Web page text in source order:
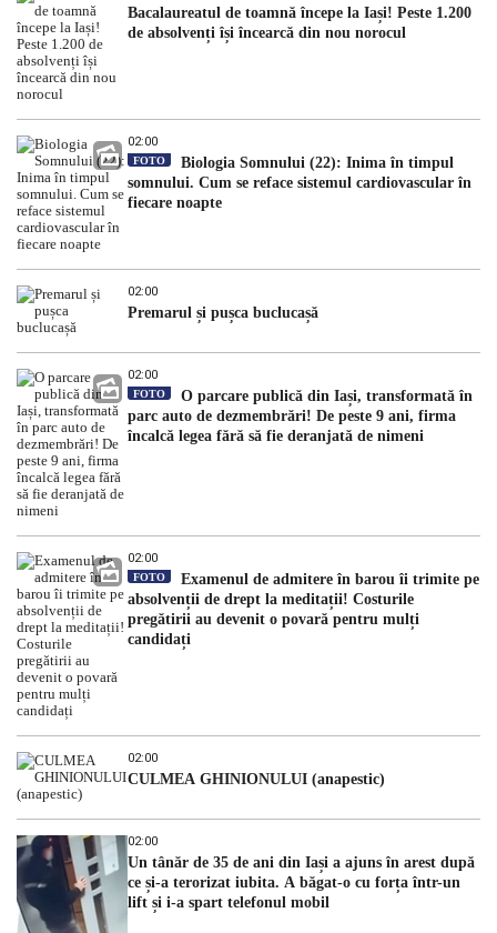
Bacalaureatul de toamnă începe la Iași! Peste 1.200
de absolvenți își încearcă din nou norocul
02:00
FOTO
Biologia Somnului (22): Inima în timpul
somnului. Cum se reface sistemul cardiovascular în
fiecare noapte
02:00
Premarul și pușca buclucașă
02:00
FOTO
O parcare publică din Iași, transformată în
parc auto de dezmembrări! De peste 9 ani, firma
încalcă legea fără să fie deranjată de nimeni
02:00
FOTO
Examenul de admitere în barou îi trimite pe
absolvenții de drept la meditații! Costurile
pregătirii au devenit o povară pentru mulți
candidați
02:00
CULMEA GHINIONULUI (anapestic)
02:00
Un tânăr de 35 de ani din Iași a ajuns în arest după
ce și-a terorizat iubita. A băgat-o cu forța într-un
lift și i-a spart telefonul mobil